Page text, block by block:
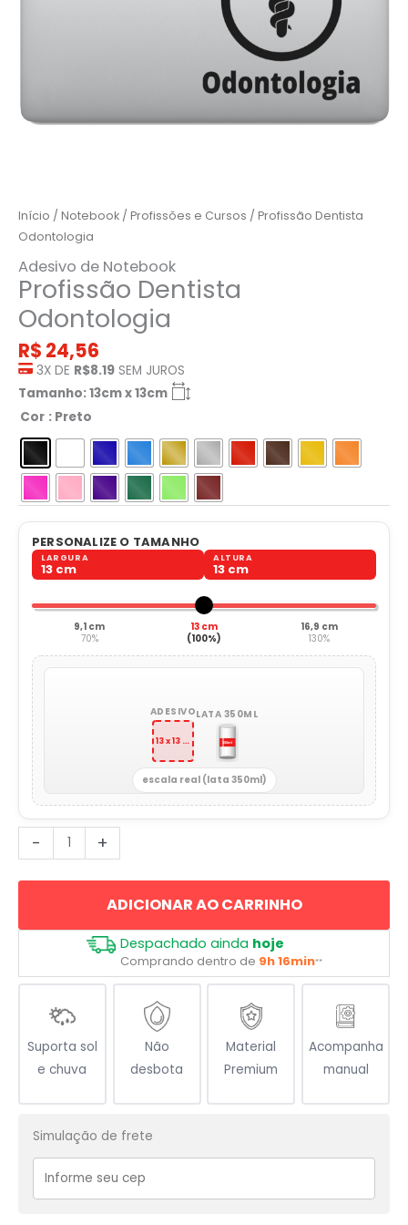
Início / Notebook / Profissões e Cursos / Profissão Dentista
Odontologia
Adesivo de Notebook
Profissão Dentista
Odontologia
R$ 24,56
3X DE R$8.19 SEM JUROS
Tamanho: 13cm x 13cm
Cor : Preto
PERSONALIZE O TAMANHO
LARGURA
13 cm
ALTURA
13 cm
9,1 cm
70%
13 cm
(100%)
16,9 cm
130%
ADESIVO
13 x 13 cm
LATA 350ML
escala real (lata 350ml)
-
Profissão
Dentista
Odontologia
+
ADICIONAR AO CARRINHO
Despachado ainda hoje
Comprando dentro de 9h 16min**
Suporta sol
e chuva
Não
desbota
Material
Premium
Acompanha
manual
Simulação de frete